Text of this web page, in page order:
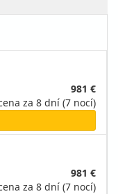
981 €
za 8 dní (7 nocí)
981 €
za 8 dní (7 nocí)